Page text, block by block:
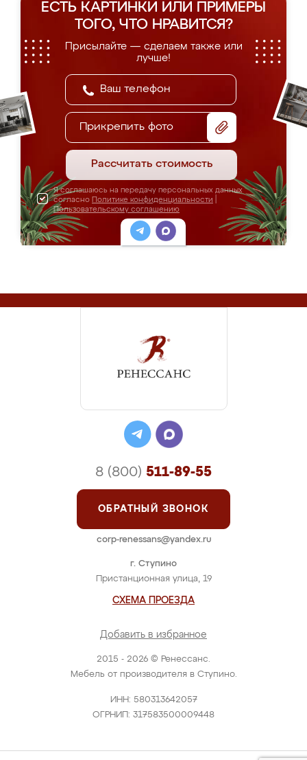
ЕСТЬ КАРТИНКИ ИЛИ ПРИМЕРЫ
ТОГО, ЧТО НРАВИТСЯ?
Присылайте — сделаем также или
лучше!
Прикрепить фото
Рассчитать стоимость
Я соглашаюсь на передачу персональных данных
согласно Политике конфиденциальности
Пользовательскому соглашению
2015 - 2026 © Ренессанс.
Мебель от производителя в Ступино.
ИНН: 580313642057
ОГРНИП: 317583500009448
г. Ступино
Пристанционная улица, 19
СХЕМА ПРОЕЗДА
Добавить в избранное
8 (800) 511-89-55
ОБРАТНЫЙ ЗВОНОК
corp-renessans@yandex.ru